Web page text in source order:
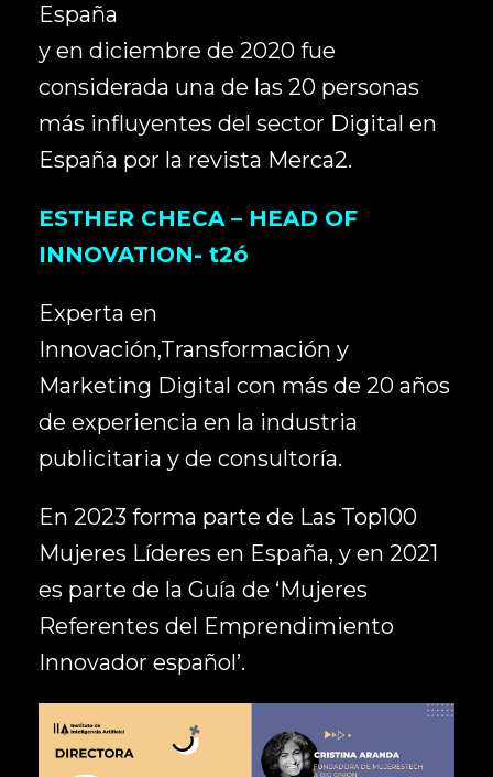
España
y en diciembre de 2020 fue
considerada una de las 20 personas
más influyentes del sector Digital en
España por la revista Merca2.
ESTHER CHECA – HEAD OF
INNOVATION- t2ó
Experta en
Innovación,Transformación y
Marketing Digital con más de 20 años
de experiencia en la industria
publicitaria y de consultoría.
En 2023 forma parte de Las Top100
Mujeres Líderes en España, y en 2021
es parte de la Guía de ‘Mujeres
Referentes del Emprendimiento
Innovador español’.